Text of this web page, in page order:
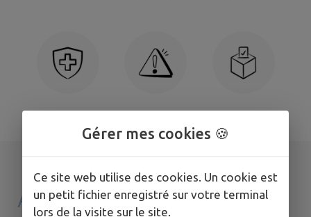
AGENDA DEMON
Gérer mes cookies 🍪
Ce site web utilise des cookies. Un cookie est
un petit fichier enregistré sur votre terminal
lors de la visite sur le site.